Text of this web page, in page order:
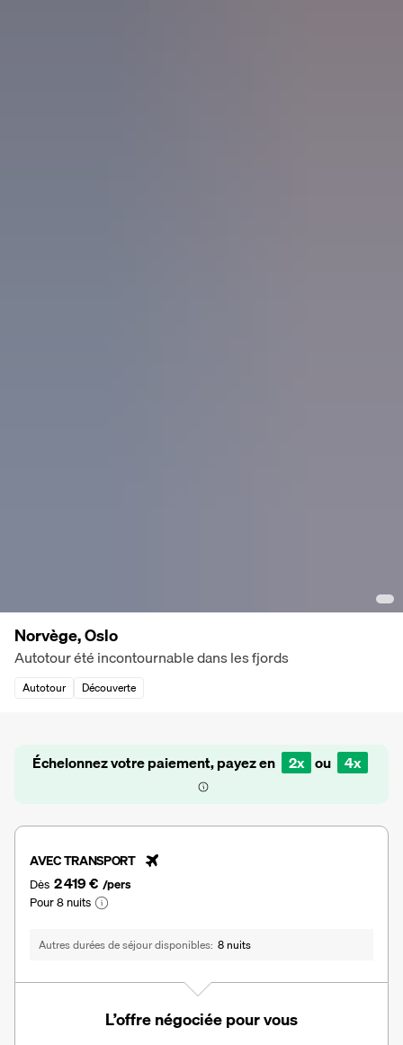
Norvège, Oslo
Autotour été incontournable dans les fjords
Autotour Découverte
Échelonnez votre paiement, payez en 2x ou 4x
AVEC TRANSPORT
Dès 2 419 € /pers
Pour 8 nuits
Autres durées de séjour disponibles 8 nuits
L’offre négociée pour vous